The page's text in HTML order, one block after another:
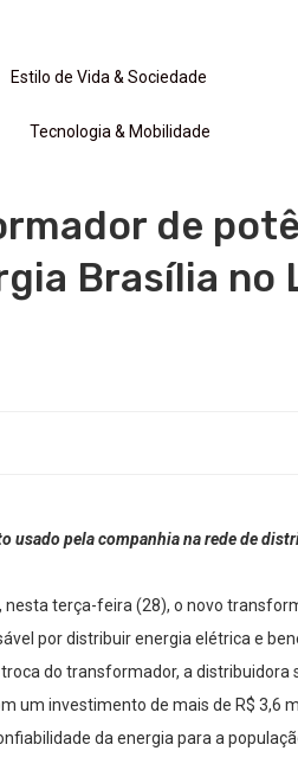
Estilo de Vida & Sociedade
Tecnologia & Mobilidade
de
Brasília no
usado pela companhia na rede de
nesta terça-feira (28), o novo
por distribuir energia elétrica e
do transformador, a
um investimento de mais de R$ 3,6
da energia para a